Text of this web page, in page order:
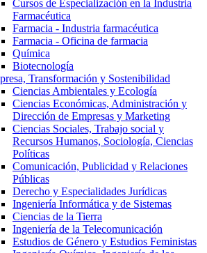
Cursos de Especialización en la Industria
Farmacéutica
Farmacia - Industria farmacéutica
Farmacia - Oficina de farmacia
Química
Biotecnología
Transformación y Sostenibilidad
Ciencias Ambientales y Ecología
Ciencias Económicas, Administración y
Dirección de Empresas y Marketing
Ciencias Sociales, Trabajo social y
Recursos Humanos, Sociología, Ciencias
Políticas
Comunicación, Publicidad y Relaciones
Públicas
Derecho y Especialidades Jurídicas
Ingeniería Informática y de Sistemas
Ciencias de la Tierra
Ingeniería de la Telecomunicación
Estudios de Género y Estudios Feministas